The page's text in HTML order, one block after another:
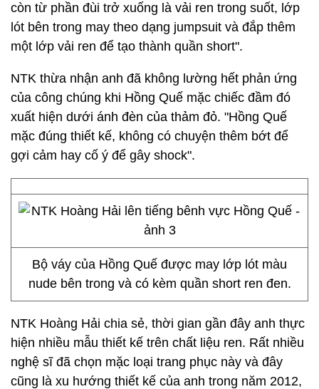
còn từ phần đùi trở xuống là vải ren trong suốt, lớp
lót bên trong may theo dạng jumpsuit và đắp thêm
một lớp vải ren để tạo thành quần short".
NTK thừa nhận anh đã không lường hết phản ứng
của công chúng khi Hồng Quế mặc chiếc đầm đó
xuất hiện dưới ánh đèn của thảm đỏ. "Hồng Quế
mặc đúng thiết kế, không có chuyện thêm bớt để
gợi cảm hay cố ý để gây shock".
Bộ váy của Hồng Quế được may lớp lót màu
nude bên trong và có kèm quần short ren đen.
NTK Hoàng Hải chia sẻ, thời gian gần đây anh thực
hiện nhiều mẫu thiết kế trên chất liệu ren. Rất nhiều
nghệ sĩ đã chọn mặc loại trang phục này và đây
cũng là xu hướng thiết kế của anh trong năm 2012,